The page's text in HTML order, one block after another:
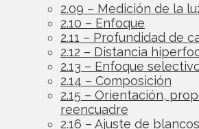
2.09 – Medición de la
2.10 – Enfoque
2.11 – Profundidad de
2.12 – Distancia
2.13 – Enfoque
2.14 – Composición
2.15 – Orientación,
reencuadre
2.16 – Ajuste de blancos